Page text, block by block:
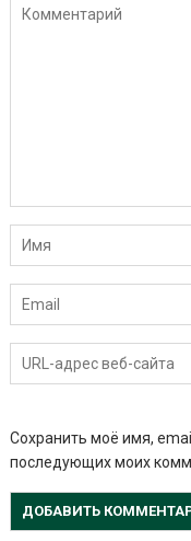
Сохранить моё имя,
последующих моих